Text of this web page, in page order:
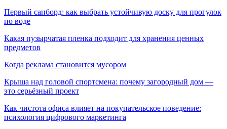
Первый сапборд: как выбрать устойчивую доску для прогулок
по воде
Какая пузырчатая пленка подходит для хранения ценных
предметов
Когда реклама становится мусором
Крыша над головой спортсмена: почему загородный дом —
это серьёзный проект
Как чистота офиса влияет на покупательское поведение:
психология цифрового маркетинга